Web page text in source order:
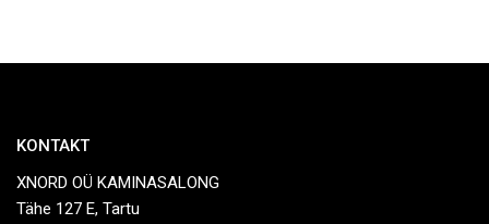
KONTAKT
XNORD OÜ KAMINASALONG
Tähe 127 E, Tartu